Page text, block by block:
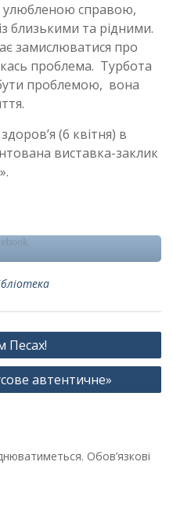
улюбленою справою,
близькими та рідними.
замислюватися про
проблема. Турбота
проблемою, вона
(6 квітня) в
виставка-заклик
Песах!
автентичне»
Обов’язкові